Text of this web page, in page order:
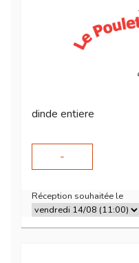
dinde entiere
-
Réception souhaitée le